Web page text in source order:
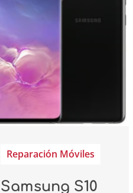
Reparación Móviles
Samsung S10